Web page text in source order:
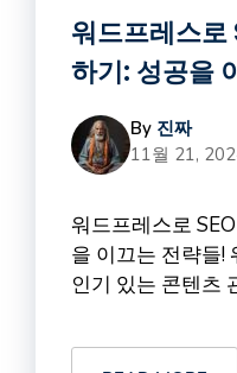
워드프레스로
하기: 성공을
By 진짜
11월 21,
워드프레스로
을 이끄는 전략들!
인기 있는 콘텐츠